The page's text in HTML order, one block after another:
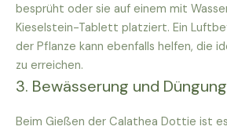
besprüht oder sie auf einem mit
Kieselstein-Tablett platziert. Ein
der Pflanze kann ebenfalls helfen, die
zu erreichen.
3. Bewässerung und Düngung
Beim Gießen der Calathea Dottie ist